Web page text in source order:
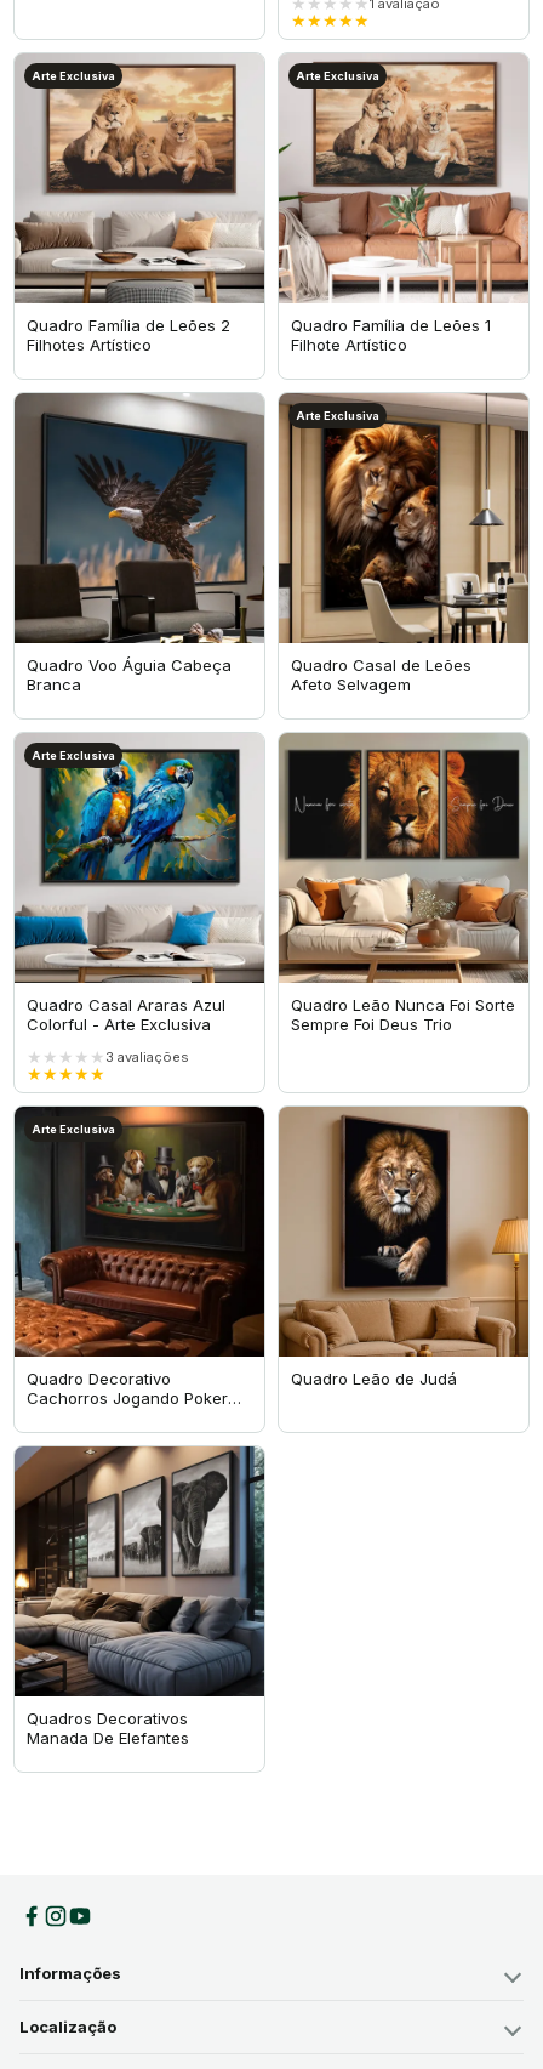
★★★★★
Arte Exclusiva
Quadro Família de Leões 2
Filhotes Artístico
Arte Exclusiva
Quadro Família de Leões 1
Filhote Artístico
Quadro Voo Águia Cabeça
Branca
Arte Exclusiva
Quadro Casal de Leões
Afeto Selvagem
Arte Exclusiva
Quadro Casal Araras Azul
Colorful - Arte Exclusiva
★★★★★
★★★★★
3 avaliações
Quadro Leão Nunca Foi Sorte
Sempre Foi Deus Trio
Arte Exclusiva
Quadro Decorativo
Cachorros Jogando Poker
Quadro Leão de Judá
Quadros Decorativos
Manada De Elefantes
Informações
Localização